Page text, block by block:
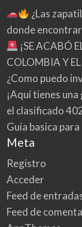
¿Las
donde
¡SE ACABÓ
COLOMBIA Y
¿Como puedo
¡Aquí tienes
el clasificado
Guia basica
Meta
Registro
Acceder
Feed de
Feed de